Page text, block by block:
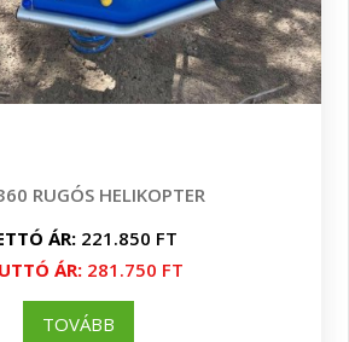
RUGÓS HELIKOPTER
ÁR:221.850 FT
ÁR:281.750 FT
TOVÁBB